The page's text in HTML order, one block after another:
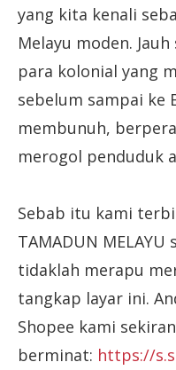
yang kita kenali
Melayu moden.
para kolonial yang
sebelum sampai ke
membunuh,
merogol penduduk
Sebab itu kami
TAMADUN
tidaklah merapu
tangkap layar ini.
Shopee kami
berminat: https://